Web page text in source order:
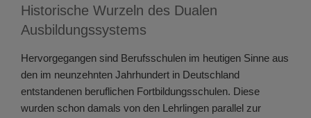
Historische Wurzeln des Dualen
Ausbildungssystems
Hervorgegangen sind Berufsschulen im heutigen Sinne aus
den im neunzehnten Jahrhundert in Deutschland
entstandenen beruflichen Fortbildungsschulen. Diese
wurden schon damals von den Lehrlingen parallel zur